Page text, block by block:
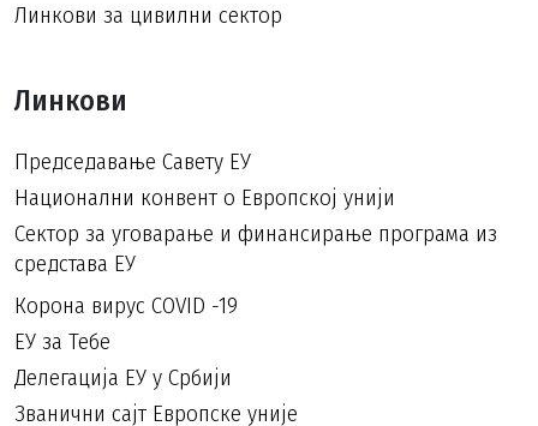
Линкови за цивилни сектор
Линкови
Председавање Савету ЕУ
Национални конвент о Европској унији
Сектор за уговарање и финансирање програма из
средстава ЕУ
Корона вирус COVID -19
ЕУ за Тебе
Делегација ЕУ у Србији
Званични сајт Европске уније